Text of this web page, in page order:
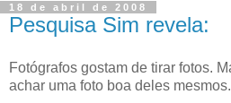
18 de abril de 2008
Pesquisa Sim revela:
Fotógrafos gostam de tirar fotos.
achar uma foto boa deles mesmos.